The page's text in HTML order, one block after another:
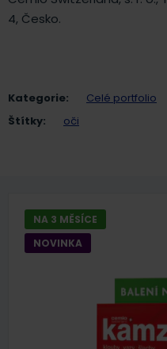
4, Česko.
Kategorie: Celé portfolio
Štítky:
oči
NA 3 MĚSÍCE
NOVINKA